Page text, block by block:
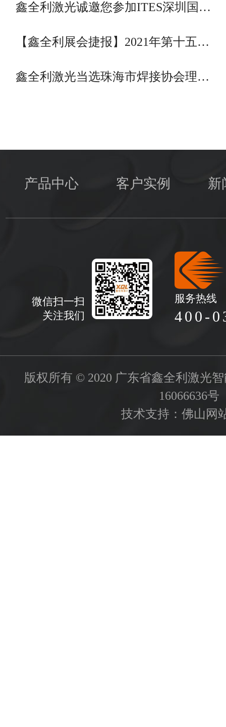
鑫全利激光诚邀您参加ITES深圳国…
【鑫全利展会捷报】2021年第十五…
鑫全利激光当选珠海市焊接协会理…
产品中心 客户实例 新
微信扫一扫
关注我们
服务热线
400-
版权所有 © 2020 广东省鑫全利激光
16066636号
技术支持： 佛山网